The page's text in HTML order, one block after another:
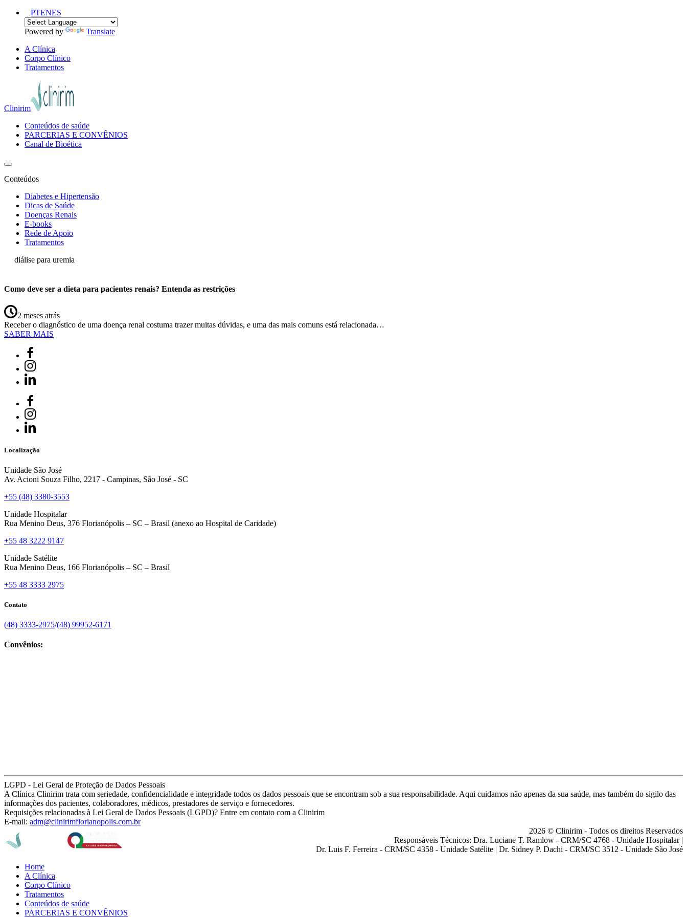
PTENES
Powered by
Translate
A Clínica
Corpo Clínico
Tratamentos
Clinirim
Conteúdos de saúde
PARCERIAS E CONVÊNIOS
Canal de Bioética
Conteúdos
Diabetes e Hipertensão
Dicas de Saúde
Doenças Renais
E-books
Rede de Apoio
Tratamentos
diálise para uremia
Como deve ser a dieta para pacientes renais? Entenda as restrições
2 meses atrás
Receber o diagnóstico de uma doença renal costuma trazer muitas dúvidas, e uma das mais comuns está relacionada…
SABER MAIS
Localização
Unidade São José
Av. Acioni Souza Filho, 2217 - Campinas, São José - SC
+55 (48) 3380-3553
Unidade Hospitalar
Rua Menino Deus, 376 Florianópolis – SC – Brasil (anexo ao Hospital de Caridade)
+55 48 3222 9147
Unidade Satélite
Rua Menino Deus, 166 Florianópolis – SC – Brasil
+55 48 3333 2975
Contato
(48) 3333-2975/(48) 99952-6171
Convênios:
LGPD - Lei Geral de Proteção de Dados Pessoais
A Clínica Clinirim trata com seriedade, confidencialidade e integridade todos os dados pessoais que se encontram sob a sua responsabilidade. Aqui cuidamos não apenas da sua saúde, mas também do sigilo das
informações dos pacientes, colaboradores, médicos, prestadores de serviço e fornecedores.
Requisições relacionadas à Lei Geral de Dados Pessoais (LGPD)? Entre em contato com a Clinirim
E-mail: adm@clinirimflorianopolis.com.br
2026 © Clinirim - Todos os direitos Reservados
Responsáveis Técnicos: Dra. Luciane T. Ramlow - CRM/SC 4768 - Unidade Hospitalar |
Dr. Luis F. Ferreira - CRM/SC 4358 - Unidade Satélite | Dr. Sidney P. Dachi - CRM/SC 3512 - Unidade São José
Home
A Clínica
Corpo Clínico
Tratamentos
Conteúdos de saúde
PARCERIAS E CONVÊNIOS